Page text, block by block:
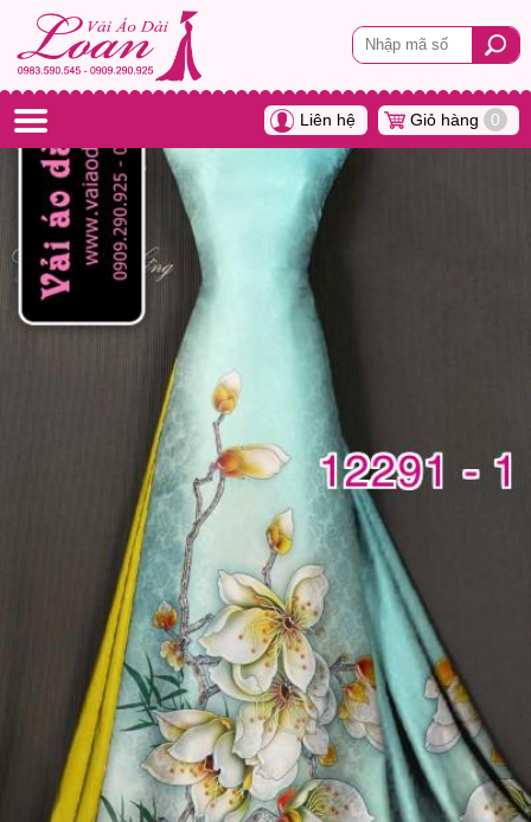
Liên hệ Giỏ hàng 0